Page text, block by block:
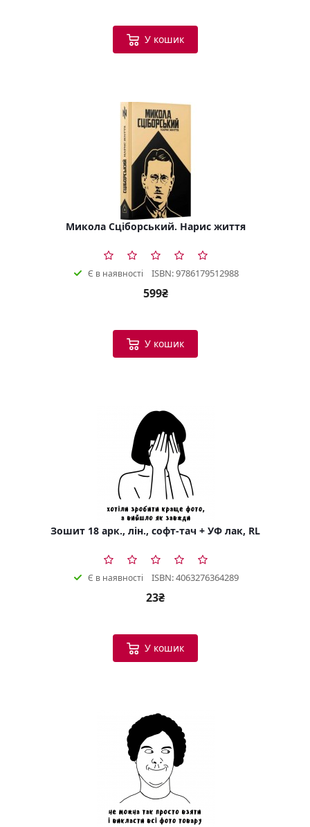
У кошик
Микола Сціборський. Нарис життя
Є в наявності ISBN: 9786179512988
599₴
У кошик
Зошит 18 арк., лін., софт-тач + УФ лак, RL
Є в наявності ISBN: 4063276364289
23₴
У кошик